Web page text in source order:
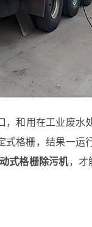
，和用在工业废
格栅，结果一运
式格栅除污机，